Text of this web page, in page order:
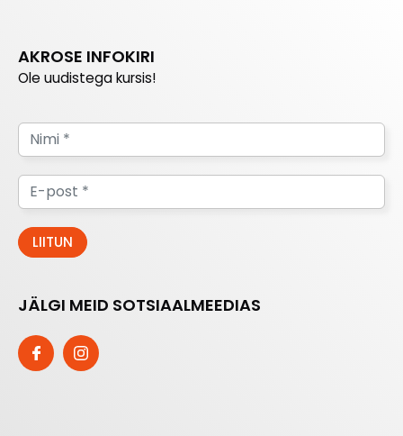
AKROSE INFOKIRI
Ole uudistega kursis!
JÄLGI MEID SOTSIAALMEEDIAS